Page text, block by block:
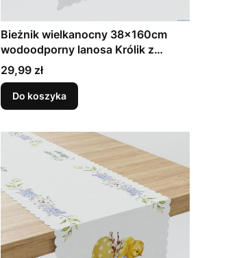
Bieżnik wielkanocny 38x160cm
wodoodporny lanosa Królik z
kwiatami (1)
Cena
29,99 zł
Do koszyka